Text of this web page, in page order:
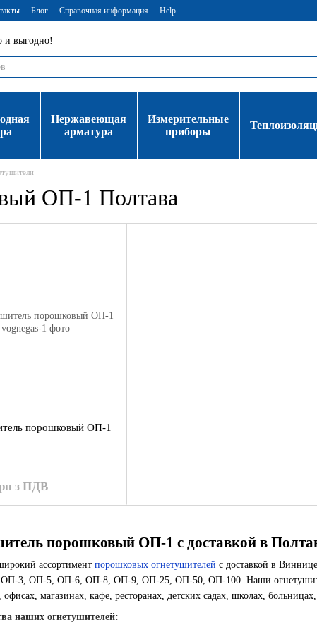
Блог Справочная информация Help
и выгодно!
Нержавеющая
арматура
Измерительные
приборы
ОП-1 Полтава
порошковый ОП-1 с доставкой в
ассортимент порошковых огнетушителей с доставкой в
3, ОП-5, ОП-6, ОП-8, ОП-9, ОП-25, ОП-50, ОП-100. Наши огнетушители
офисах, магазинах, кафе, ресторанах, детских садах, школах,
наших огнетушителей:
порошковый ОП-1
з ПДВ